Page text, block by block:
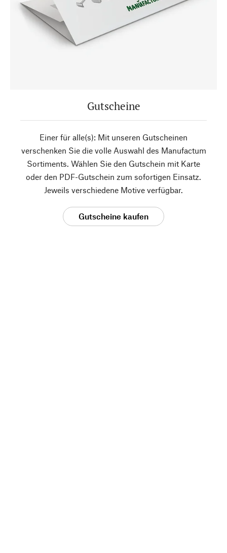
Gutscheine
Einer für alle(s): Mit unseren Gutscheinen
verschenken Sie die volle Auswahl des Manufactum
Sortiments. Wählen Sie den Gutschein mit Karte
oder den PDF-Gutschein zum sofortigen Einsatz.
Jeweils verschiedene Motive verfügbar.
Gutscheine kaufen